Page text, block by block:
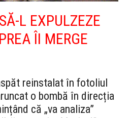
L EXPULZEZE
ÎI MERGE
reinstalat în fotoliul
o bombă în direcția
că „va analiza”